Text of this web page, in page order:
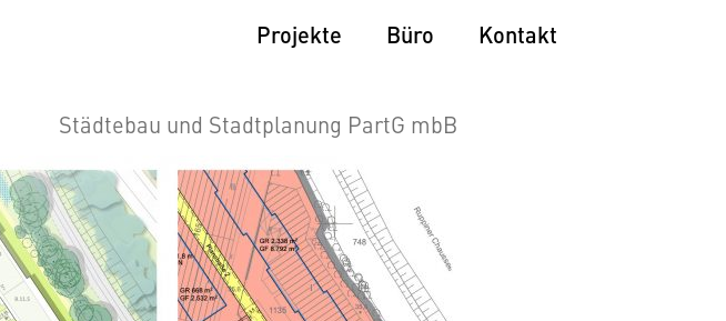
Projekte Büro Kontakt
Städtebau und Stadtplanung PartG mbB